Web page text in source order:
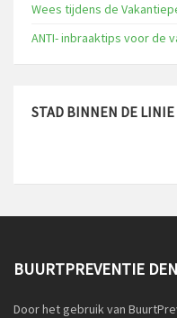
Wees tijdens de
ANTI- inbraaktips voor de
STAD BINNEN DE LINIE
BUURTPREVENTIE
Door het gebruik van